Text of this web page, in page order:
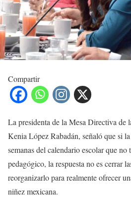
Compartir
La presidenta de la Mesa Directiva de
Kenia López Rabadán, señaló que si
semanas del calendario escolar que
pedagógico, la respuesta no es cerrar
reorganizarlo para realmente ofrecer
niñez mexicana.